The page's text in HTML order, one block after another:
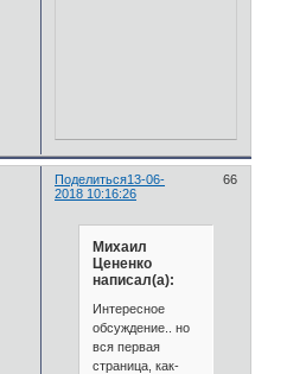
Поделиться 66
13-06-
2018 10:16:26
Михаил
Цененко
написал(а):
Интересное
обсуждение.. но
вся первая
страница, как-